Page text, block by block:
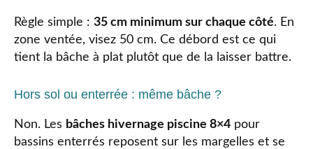
Règle simple : 35 cm minimum sur chaque côté. En
zone ventée, visez 50 cm. Ce débord est ce qui
tient la bâche à plat plutôt que de la laisser battre.
Hors sol ou enterrée : même bâche ?
Non. Les bâches hivernage piscine 8×4 pour
bassins enterrés reposent sur les margelles et se